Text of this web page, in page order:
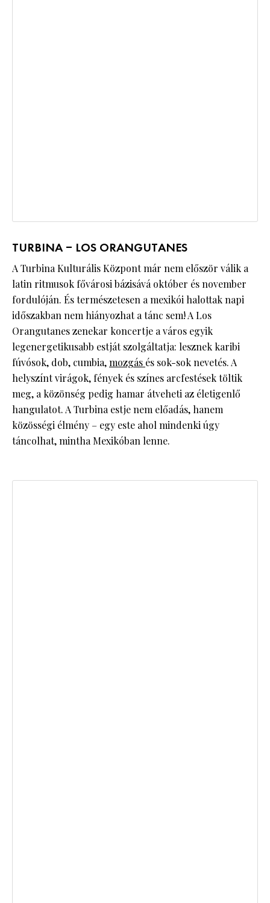
TURBINA – LOS ORANGUTANES
A Turbina Kulturális Központ már nem először válik a
latin ritmusok fővárosi bázisává október és november
fordulóján. És természetesen a mexikói halottak napi
időszakban nem hiányozhat a tánc sem! A Los
Orangutanes zenekar koncertje a város egyik
legenergetikusabb estját szolgáltatja: lesznek karibi
fúvósok, dob, cumbia,mozgás és sok-sok nevetés. A
helyszínt virágok, fények és színes arcfestések töltik
meg, a közönség pedig hamar átveheti az életigenlő
hangulatot. A Turbina estje nem előadás, hanem
közösségi élmény – egy este ahol mindenki úgy
táncolhat, mintha Mexikóban lenne.